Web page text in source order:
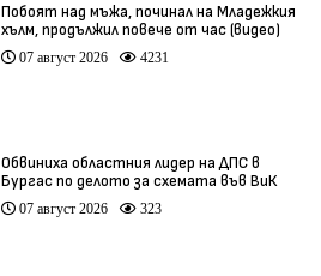
Побоят над мъжа, починал на Младежкия
хълм, продължил повече от час (видео)
07 август 2026 4231
Обвиниха областния лидер на ДПС в
Бургас по делото за схемата във ВиК
07 август 2026 323